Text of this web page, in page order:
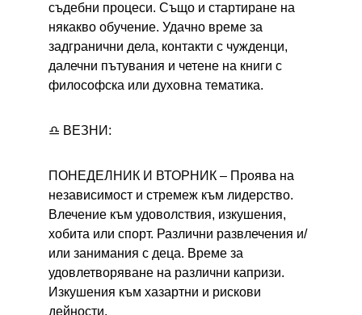
съдебни процеси. Също и стартиране на
някакво обучение. Удачно време за
задгранични дела, контакти с чужденци,
далечни пътувания и четене на книги с
философска или духовна тематика.
♎ ВЕЗНИ:
ПОНЕДЕЛНИК И ВТОРНИК – Проява на
независимост и стремеж към лидерство.
Влечение към удоволствия, изкушения,
хобита или спорт. Различни развлечения и/
или занимания с деца. Време за
удовлетворяване на различни капризи.
Изкушения към хазартни и рискови
дейности.